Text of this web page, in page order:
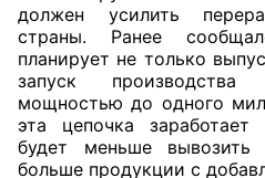
должен усилить
страны. Ранее
планирует не только
запуск
мощностью до одного
эта цепочка заработает
будет меньше
больше продукции с